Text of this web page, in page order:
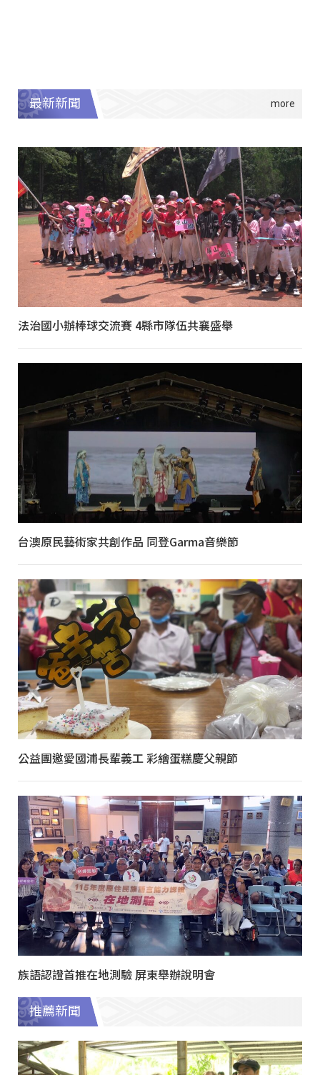
最新新聞
法治國小辦棒球交流賽 4縣市隊伍共襄盛舉
台澳原民藝術家共創作品 同登Garma音樂節
公益團邀愛國浦長輩義工 彩繪蛋糕慶父親節
族語認證首推在地測驗 屏東舉辦說明會
推薦新聞